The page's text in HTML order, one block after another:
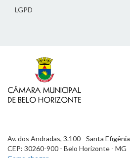
LGPD
Av. dos Andradas, 3.100 - Santa Efigênia
CEP: 30260-900 - Belo Horizonte - MG